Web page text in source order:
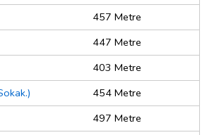
457 Metre
447 Metre
403 Metre
454 Metre
497 Metre